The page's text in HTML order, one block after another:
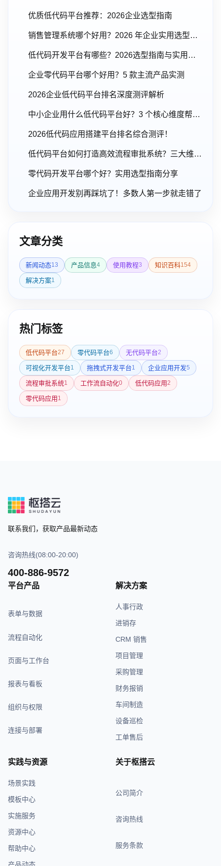
优质低代码平台推荐：2026企业选型指南
销售管理系统哪个好用？2026 年企业实用选型指南
低代码开发平台有哪些？2026选型指南与实用建议
企业零代码平台哪个好用？5 款主流产品实测
2026企业低代码平台排名深度测评解析
中小企业用什么低代码平台好？3 个核心维度帮你避坑
2026低代码应用搭建平台排名综合测评！
低代码平台如何打造高效流程审批系统？三大维度解析
零代码开发平台哪个好？实用选型指南分享
企业应用开发别再踩坑了！多数人第一步就走错了
文章分类
新闻动态13 产品信息4 使用教程3 知识百科154
解决方案1
热门标签
低代码平台27 零代码平台6 无代码平台2
可视化开发平台1 拖拽式开发平台1 企业应用开发5
流程审批系统1 工作流自动化0 低代码应用2
零代码应用1
联系我们，获取产品最新动态
咨询热线(08:00-20:00)
400-886-9572
平台产品
表单与数据
流程自动化
页面与工作台
报表与看板
组织与权限
连接与部署
解决方案
人事行政
进销存
CRM 销售
项目管理
采购管理
财务报销
车间制造
设备巡检
工单售后
实践与资源
场景实践
模板中心
实施服务
资源中心
帮助中心
关于枢搭云
公司简介
咨询热线
服务条款